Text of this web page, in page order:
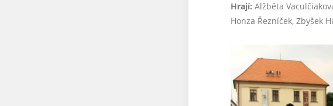
Hrají: Alžběta
Honza Řezníček, Zbyšek